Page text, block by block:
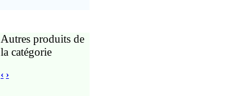
Autres produits de
la catégorie
‹ ›